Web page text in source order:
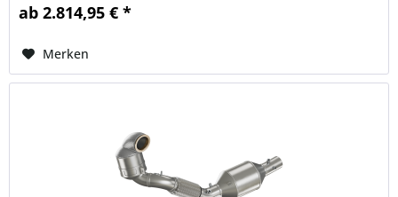
ab 2.814,95 € *
Merken